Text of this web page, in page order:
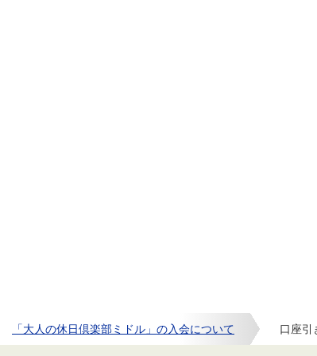
「大人の休日倶楽部ミドル」の入会について 口座引